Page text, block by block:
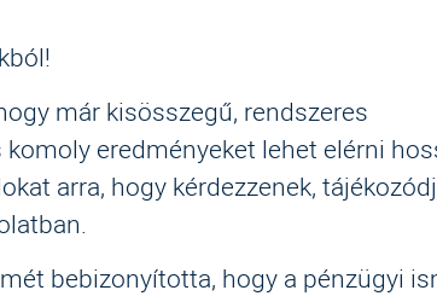
már kisösszegű, rendszeres
eredményeket lehet elérni
arra, hogy kérdezzenek,
bebizonyította, hogy a pénzügyi